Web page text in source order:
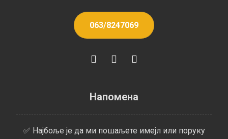
063/8247069
Напомена
✅ Најбоље је да ми пошаљете имејл или поруку